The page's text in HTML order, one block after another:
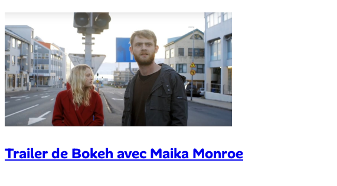
Trailer de Bokeh avec Maika Monroe